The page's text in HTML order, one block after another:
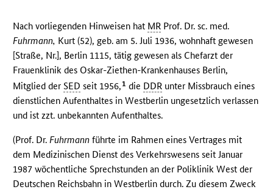
Nach vorliegenden Hinweisen hat MR Prof. Dr. sc. med.
Fuhrmann, Kurt (52), geb. am 5. Juli 1936, wohnhaft gewesen
[Straße, Nr.], Berlin 1115, tätig gewesen als Chefarzt der
Frauenklinik des Oskar-Ziethen-Krankenhauses Berlin,
Mitglied derSED seit 1956,1 die DDR unter Missbrauch eines
dienstlichen Aufenthaltes in Westberlin ungesetzlich verlassen
und ist zzt. unbekannten Aufenthaltes.
(Prof. Dr.Fuhrmann führte im Rahmen eines Vertrages mit
dem Medizinischen Dienst des Verkehrswesens seit Januar
1987 wöchentliche Sprechstunden an der Poliklinik West der
Deutschen Reichsbahn in Westberlin durch. Zu diesem Zweck